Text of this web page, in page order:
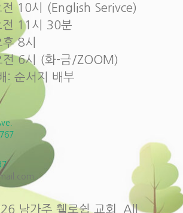
10시 (English Serivce)
11시 30분
8시
전 6시 (화-금/ZOOM)
: 순서지 배부
남가주 휄로쉽 교회. All